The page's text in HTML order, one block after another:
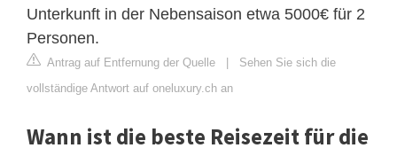
Unterkunft in der Nebensaison etwa 5000€ für 2
Personen.
Antrag auf Entfernung der Quelle | Sehen Sie sich die
vollständige Antwort auf oneluxury.ch an
Wann ist die beste Reisezeit für die